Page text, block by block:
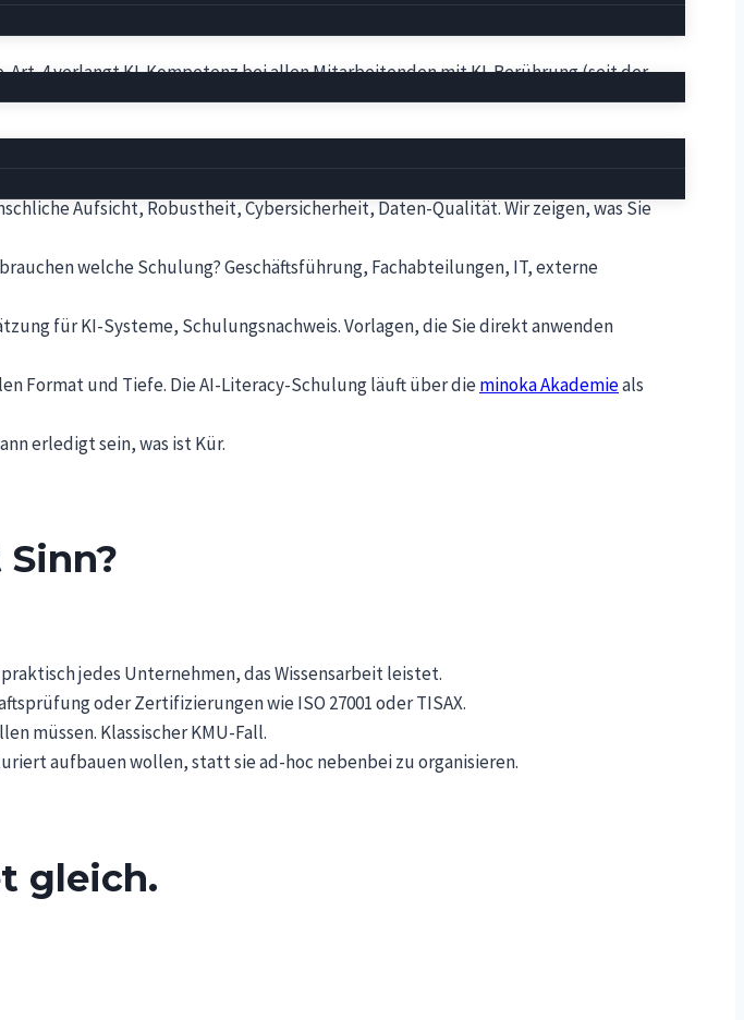
Art. 4 verlangt KI-Kompetenz bei allen Mitarbeitenden mit KI-Berührung (seit der
KI-Funktionen in CRM oder ERP. Wir erfassen alles, was unter den EU AI Act fällt.
minimal. Die Einstufung bestimmt die Pflichten, die für Ihr Unternehmen gelten.
Aufsicht, Robustheit, Cybersicherheit, Daten-Qualität. Wir zeigen, was Sie
welche Schulung? Geschäftsführung, Fachabteilungen, IT, externe
für KI-Systeme, Schulungsnachweis. Vorlagen, die Sie direkt anwenden
Format und Tiefe. Die AI-Literacy-Schulung läuft über dieminoka Akademieals
erledigt sein, was ist Kür.
jedes Unternehmen, das Wissensarbeit leistet.
oder Zertifizierungen wie ISO 27001 oder TISAX.
müssen. Klassischer KMU-Fall.
aufbauen wollen, statt sie ad-hoc nebenbei zu organisieren.
gleich.